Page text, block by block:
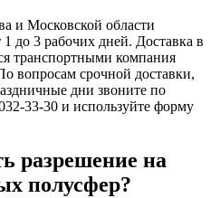
и Московской области
1 до 3 рабочих дней. Доставка в
транспортными компания
вопросам срочной доставки,
дни звоните по
33-30 и используйте форму
разрешение на
полусфер?